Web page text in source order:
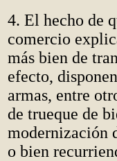
4. El hecho de
comercio
más bien de
efecto,
armas, entre
de trueque de
modernización
o bien